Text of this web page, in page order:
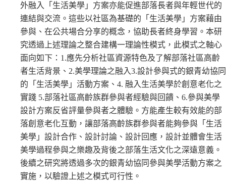
外融入「生活美學」方案亦能促進部落長者與年輕世代的
連結與交流。這些以社區為基礎的「生活美學」方案藉由
參與、在公共場合分享的概念，協助長者終身學習。本研
究透過上述理論之整合建構一理論性模式，此模式之軸心
面向如下：1.應先分析社區資源特色及了解部落社區高齡
者生活背景、2.美學理論之融入3.設計參與式的銀青幼協同
的「生活美學」活動方案、4. 融入生活美學於創意老化之
實踐 5.部落社區高齡族群參與者經驗與回饋、6.參與美學
設計方案反省評量參與者之體驗。方能產生較有效能的部
落創意老化互動，讓部落高齡族群参與者能夠參與「生活
美學」設計合作、設計討論、設計回應，設計並體會生活
美學過程參與之樂趣及背後之部落生活文化之深遠意義。
後續之研究將透過多次的銀青幼協同參與美學活動方案之
實施，以驗證上述之模式可行性。